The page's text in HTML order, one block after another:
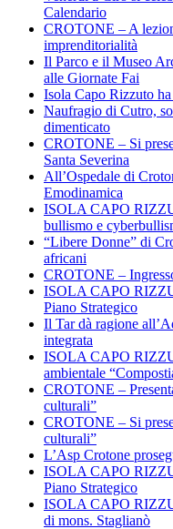
Calendario
CROTONE – A
imprenditorialità
Il Parco e il Museo
alle Giornate Fai
Isola Capo Rizzuto
Naufragio di Cutro,
dimenticato
CROTONE – Si
Santa Severina
All’Ospedale di
Emodinamica
ISOLA CAPO
bullismo e
“Libere Donne” di
africani
CROTONE –
ISOLA CAPO
Piano Strategico
Il Tar dà ragione
integrata
ISOLA CAPO
ambientale
CROTONE –
culturali”
CROTONE – Si
culturali”
L’Asp Crotone
ISOLA CAPO
Piano Strategico
ISOLA CAPO
di mons. Staglianò